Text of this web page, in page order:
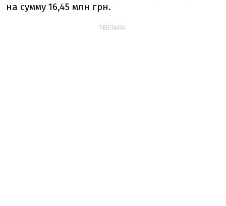
на сумму 16,45 млн грн.
РЕКЛАМА: